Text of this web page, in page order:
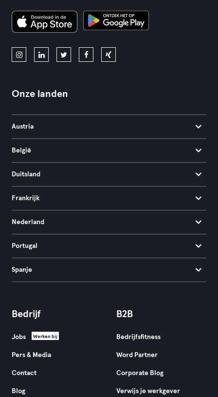
Onze landen
Austria
België
Duitsland
Frankrijk
Nederland
Portugal
Spanje
Bedrijf
Jobs Werken bij
Pers & Media
Contact
Blog
B2B
Bedrijfsfitness
Word Partner
Corporate Blog
Verwijs je werkgever